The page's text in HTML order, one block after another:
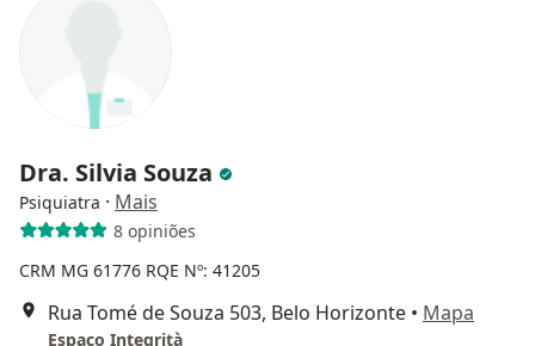
Dra. Silvia Souza
Psiquiatra · Mais
8 opiniões
CRM MG 61776 RQE Nº: 41205
Rua Tomé de Souza 503, Belo Horizonte • Mapa
Espaço Integrità